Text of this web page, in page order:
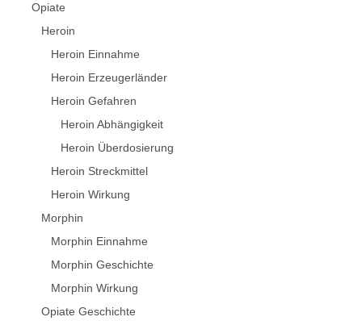
Opiate
Heroin
Heroin Einnahme
Heroin Erzeugerländer
Heroin Gefahren
Heroin Abhängigkeit
Heroin Überdosierung
Heroin Streckmittel
Heroin Wirkung
Morphin
Morphin Einnahme
Morphin Geschichte
Morphin Wirkung
Opiate Geschichte